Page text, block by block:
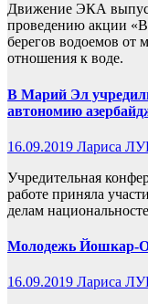
Движение ЭКА
проведению акции
берегов водоемов от
отношения к воде.
В Марий Эл
автономию
16.09.2019 Лариса
Учредительная
работе приняла
делам
Молодежь Йошкар-
16.09.2019 Лариса